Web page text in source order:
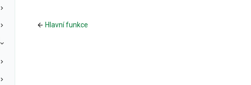
Hlavní funkce